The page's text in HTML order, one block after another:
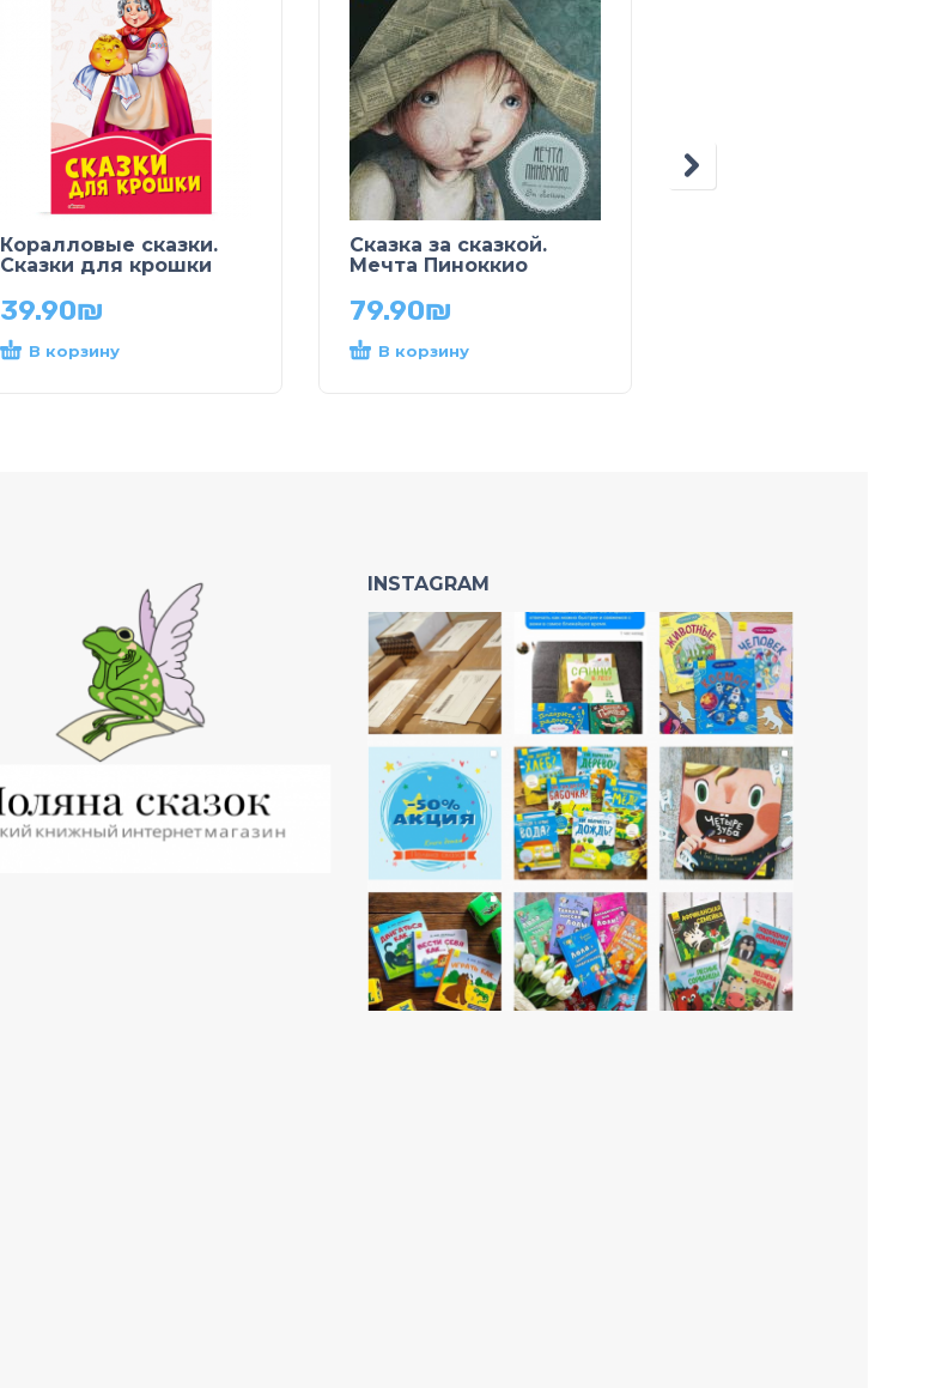
Коралловые сказки.
Сказки для крошки
39.90₪
В корзину
Сказка за сказкой.
Мечта Пиноккио
79.90₪
В корзину
INSTAGRAM